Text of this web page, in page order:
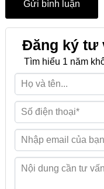
Đăng ký tư
Tìm hiểu 1 năm